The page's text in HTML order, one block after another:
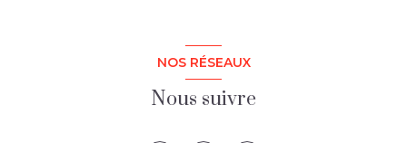
NOS RÉSEAUX
Nous suivre